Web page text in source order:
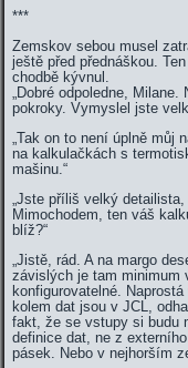
***
Zemskov sebou musel
ještě před přednáškou.
chodbě kývnul.
„Dobré odpoledne,
pokroky. Vymyslel jste
„Tak on to není úplně můj
na kalkulačkách s
mašinu.“
„Jste příliš velký
Mimochodem, ten váš
blíž?“
„Jistě, rád. A na margo
závislých je tam minimum
konfigurovatelné.
kolem dat jsou v JCL,
fakt, že se vstupy si budu
definice dat, ne z
pásek. Nebo v nejhorším